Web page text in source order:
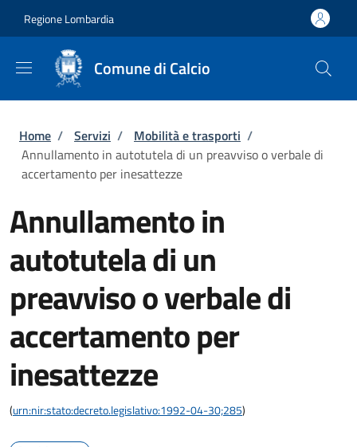
Regione Lombardia
Comune di Calcio
Briciole di pane
Home / Servizi / Mobilità e trasporti /
Annullamento in autotutela di un preavviso o verbale di
accertamento per inesattezze
Annullamento in
autotutela di un
preavviso o verbale di
accertamento per
inesattezze
(urn:nir:stato:decreto.legislativo:1992-04-30;285)